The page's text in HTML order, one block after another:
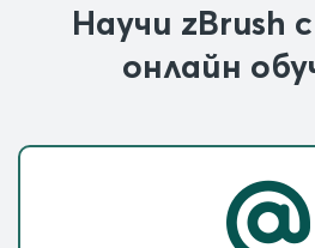
Научи zBrush
онлайн